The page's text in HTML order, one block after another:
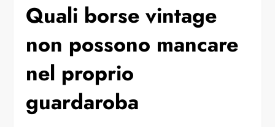
Quali borse vintage
non possono mancare
nel proprio
guardaroba